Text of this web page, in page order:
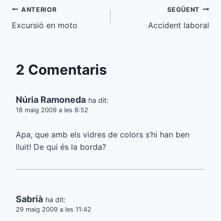
Navegació
d'entrades
ANTERIOR
Excursió en moto
SEGÜENT
Accident laboral
2 Comentaris
Núria Ramoneda ha dit:
18 maig 2009 a les 8:52
Apa, que amb els vidres de colors s’hi han ben
lluit! De qui és la borda?
Sabrià ha dit:
29 maig 2009 a les 11:42